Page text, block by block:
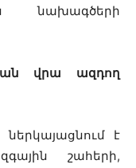
նախագծերի
վրա ազդող
ներկայացնում է
շահերի,